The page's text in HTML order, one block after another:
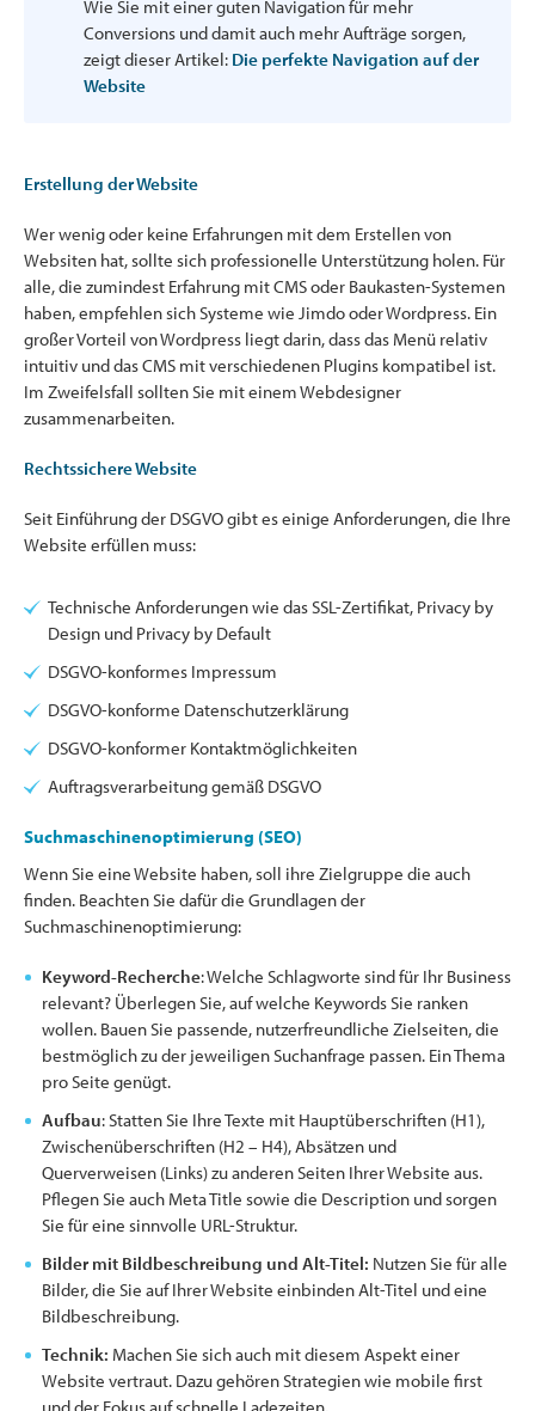
Wie Sie mit einer guten Navigation für mehr
Conversions und damit auch mehr Aufträge sorgen,
zeigt dieser Artikel: Die perfekte Navigation auf der
Website
Erstellung der Website
Wer wenig oder keine Erfahrungen mit dem Erstellen von
Websiten hat, sollte sich professionelle Unterstützung holen. Für
alle, die zumindest Erfahrung mit CMS oder Baukasten-Systemen
haben, empfehlen sich Systeme wie Jimdo oder Wordpress. Ein
großer Vorteil von Wordpress liegt darin, dass das Menü relativ
intuitiv und das CMS mit verschiedenen Plugins kompatibel ist.
Im Zweifelsfall sollten Sie mit einem Webdesigner
zusammenarbeiten.
Rechtssichere Website
Seit Einführung der DSGVO gibt es einige Anforderungen, die Ihre
Website erfüllen muss:
Technische Anforderungen wie das SSL-Zertifikat, Privacy by
Design und Privacy by Default
DSGVO-konformes Impressum
DSGVO-konforme Datenschutzerklärung
DSGVO-konformer Kontaktmöglichkeiten
Auftragsverarbeitung gemäß DSGVO
Suchmaschinenoptimierung (SEO)
Wenn Sie eine Website haben, soll ihre Zielgruppe die auch
finden. Beachten Sie dafür die Grundlagen der
Suchmaschinenoptimierung:
Keyword-Recherche: Welche Schlagworte sind für Ihr Business
relevant? Überlegen Sie, auf welche Keywords Sie ranken
wollen. Bauen Sie passende, nutzerfreundliche Zielseiten, die
bestmöglich zu der jeweiligen Suchanfrage passen. Ein Thema
pro Seite genügt.
Aufbau: Statten Sie Ihre Texte mit Hauptüberschriften (H1),
Zwischenüberschriften (H2 – H4), Absätzen und
Querverweisen (Links) zu anderen Seiten Ihrer Website aus.
Pflegen Sie auch Meta Title sowie die Description und sorgen
Sie für eine sinnvolle URL-Struktur.
Bilder mit Bildbeschreibung und Alt-Titel: Nutzen Sie für alle
Bilder, die Sie auf Ihrer Website einbinden Alt-Titel und eine
Bildbeschreibung.
Technik: Machen Sie sich auch mit diesem Aspekt einer
Website vertraut. Dazu gehören Strategien wie mobile first